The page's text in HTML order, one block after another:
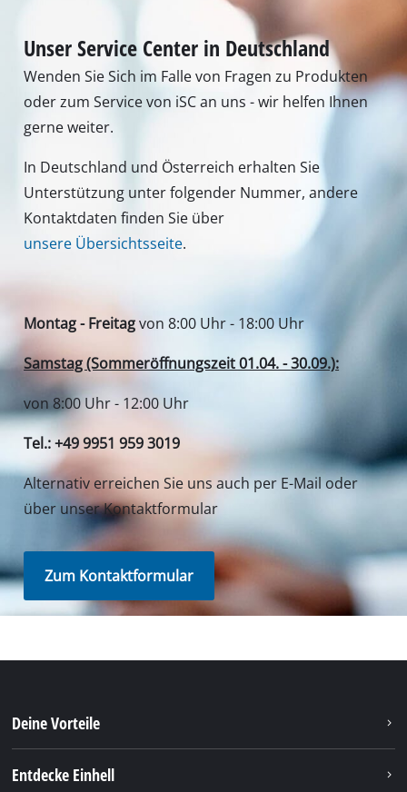
Unser Service Center in Deutschland
Wenden Sie Sich im Falle von Fragen zu Produkten
oder zum Service von iSC an uns - wir helfen Ihnen
gerne weiter.
In Deutschland und Österreich erhalten Sie
Unterstützung unter folgender Nummer, andere
Kontaktdaten finden Sie über
unsere Übersichtsseite.
Montag - Freitagvon 8:00 Uhr - 18:00 Uhr
Samstag (Sommeröffnungszeit 01.04. - 30.09.):
von 8:00 Uhr - 12:00 Uhr
Tel.: +49 9951 959 3019
Alternativ erreichen Sie uns auch per E-Mail oder
über unser Kontaktformular
Zum Kontaktformular
Deine Vorteile
Entdecke Einhell